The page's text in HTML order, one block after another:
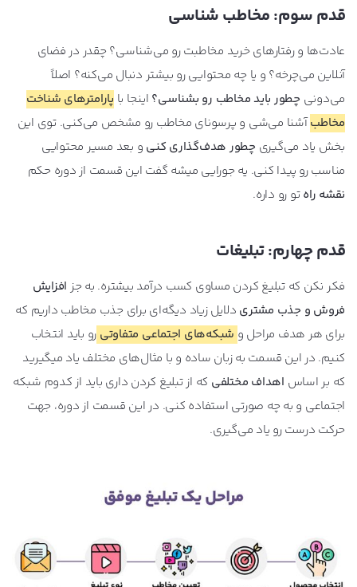
قدم سوم: مخاطب شناسی
عادت‌‌ها و رفتارهای خرید مخاطبت رو می‌شناسی؟ چقدر در فضای
آنلاین می‌چرخه؟ و یا چه محتوایی رو بیشتر دنبال می‌کنه؟ اصلاً
می‌دونی چطور باید مخاطب رو بشناسی؟ اینجا با پارامترهای شناخت
مخاطبآشنا می‌شی و پرسونای مخاطب رو مشخص می‌کنی. توی این
بخش یاد می‌گیری چطور هدف‌گذاری کنی و بعد مسیر محتوایی
مناسب رو پیدا کنی. یه جورایی میشه گفت این قسمت از دوره حکم
نقشه راهتو رو داره.
قدم چهارم: تبلیغات
فکر نکن که تبلیغ کردن مساوی کسب درآمد بیشتره. به جز افزایش
فروش و جذب مشتری دلایل زیاد دیگه‌ای برای جذب مخاطب داریم که
برای هر هدف مراحل و شبکه‌های اجتماعی متفاوتی رو باید انتخاب
کنیم. در این قسمت به زبان ساده و با مثال‌های مختلف یاد میگیرید
که بر اساس اهداف مختلفی که از تبلیغ کردن داری باید از کدوم شبکه
اجتماعی و به چه صورتی استفاده کنی. در این قسمت از دوره، جهت
حرکت درست رو یاد می‌گیری.